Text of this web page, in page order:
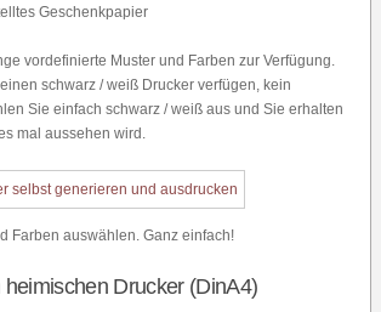
Geschenkpapier
vordefinierte Muster und Farben zur Verfügung.
schwarz / weiß Drucker verfügen, kein
Sie einfach schwarz / weiß aus und Sie erhalten
mal aussehen wird.
Farben auswählen. Ganz einfach!
Drucker (DinA4)